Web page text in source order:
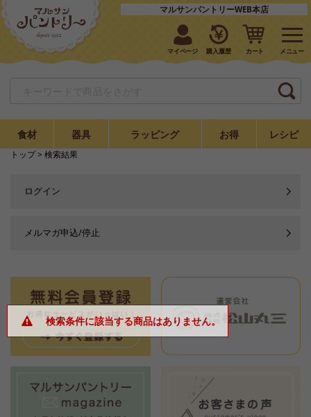
マルサンパントリーWEB本店
マイページ 購入履歴 カート
食材 器具 ラッピング お得 レシピ
トップ> 検索結果
検索条件に該当する商品はありません。
ログイン
メルマガ申込/停止